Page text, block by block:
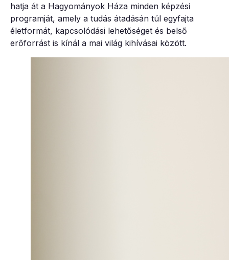
hatja át a Hagyományok Háza minden képzési
programját, amely a tudás átadásán túl egyfajta
életformát, kapcsolódási lehetőséget és belső
erőforrást is kínál a mai világ kihívásai között.